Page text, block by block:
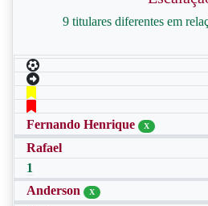
9 titulares diferentes em
Fernando Henrique X
Rafael
1
Anderson
X